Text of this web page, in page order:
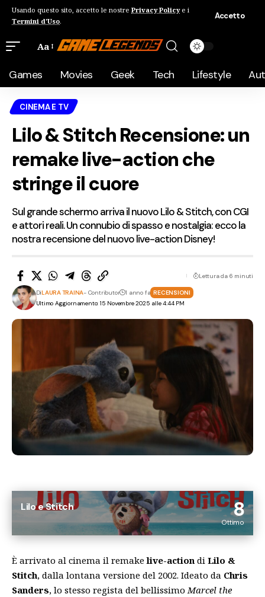
Usando questo sito, accetto le nostre Privacy Policye i
Termini d'Uso.
Accetto
Aa
Games Movies Geek Tech Lifestyle
CINEMA E TV
Lilo & Stitch Recensione: un
remake live-action che
stringe il cuore
Sul grande schermo arriva il nuovo Lilo & Stitch, con CGI
e attori reali. Un connubio di spasso e nostalgia: ecco la
nostra recensione del nuovo live-action Disney!
Ultimo Aggiornamento: 15 Novembre 2025 alle 4:44 PM
DiLAURA TRAINA- Contributor 1 anno fa RECENSIONI
Lettura da 6 minuti
8
Ottimo
Lilo e Stitch
È arrivato al cinema il remakelive-action di Lilo &
Stitch, dalla lontana versione del 2002. Ideato da Chris
Sanders, lo stesso regista del bellissimo Marcel the